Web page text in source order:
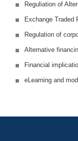
Reguliation of
Exchange Traded
Regulation of
Alternative
Financial
eLearning and